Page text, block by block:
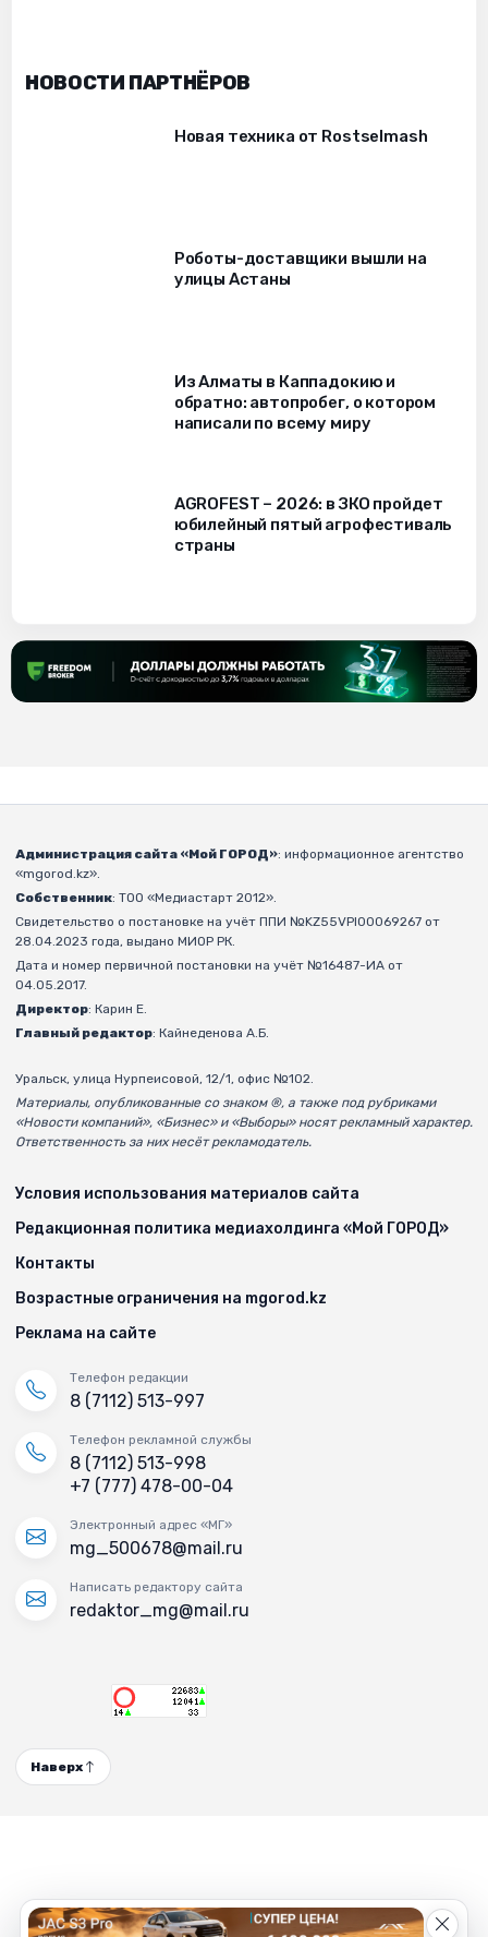
НОВОСТИ ПАРТНЁРОВ
Новая техника от Rostselmash
Роботы-доставщики вышли на
улицы Астаны
Из Алматы в Каппадокию и
обратно: автопробег, о котором
написали по всему миру
AGROFEST – 2026: в ЗКО пройдет
юбилейный пятый агрофестиваль
страны
Администрация сайта «Мой ГОРОД»: информационное агентство
«mgorod.kz».
Собственник: ТОО «Медиастарт 2012».
Свидетельство о постановке на учёт ППИ №KZ55VPI00069267 от
28.04.2023 года, выдано МИОР РК.
Дата и номер первичной постановки на учёт №16487-ИА от
04.05.2017.
Директор: Карин Е.
Главный редактор: Кайнеденова А.Б.
Уральск, улица Нурпеисовой, 12/1, офис №102.
Материалы, опубликованные со знаком ®, а также под рубриками
«Новости компаний», «Бизнес» и «Выборы» носят рекламный характер.
Ответственность за них несёт рекламодатель.
Условия использования материалов сайта
Редакционная политика медиахолдинга «Мой ГОРОД»
Контакты
Возрастные ограничения на mgorod.kz
Реклама на сайте
Телефон редакции
8 (7112) 513-997
Телефон рекламной службы
8 (7112) 513-998
+7 (777) 478-00-04
Электронный адрес «МГ»
mg_500678@mail.ru
Написать редактору сайта
redaktor_mg@mail.ru
Наверх